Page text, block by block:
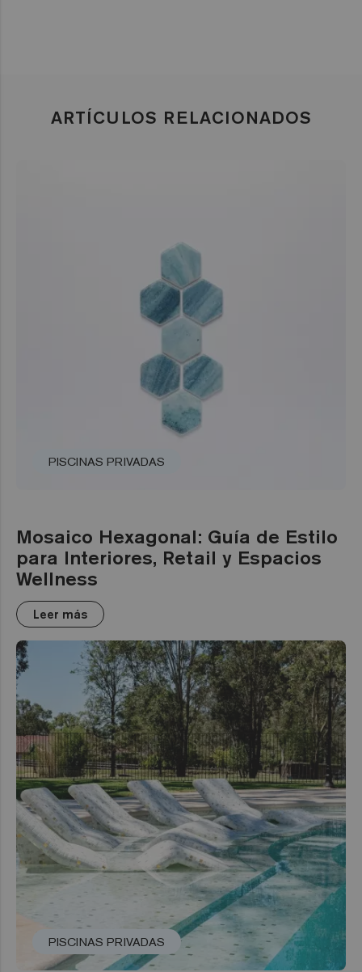
ARTÍCULOS RELACIONADOS
PISCINAS PRIVADAS
Mosaico Hexagonal: Guía de Estilo
para Interiores, Retail y Espacios
Wellness
Leer más
PISCINAS PRIVADAS